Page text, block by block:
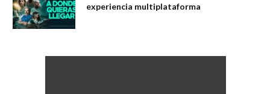
experiencia multiplataforma